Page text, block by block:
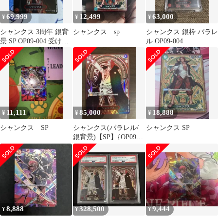
¥69,999
シャンクス 3周年 銀背
景 SP OP09-004 受け継
がれる意志
¥ 12,499
シャンクス sp
¥63,000
シャンクス 銀枠 パラレ
ル OP09-004
¥ 11,111
シャンクス SP
¥85,000
シャンクス(パラレル/
銀背景)【SP】{OP09-
004[OP13]}
¥ 18,888
シャンクス SP
¥8,888 ¥328,500 ¥9,444